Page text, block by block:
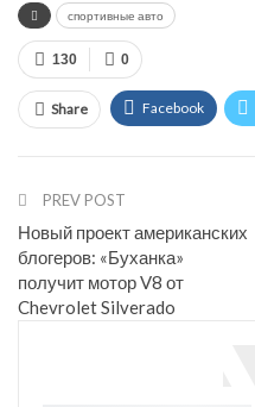
спортивные авто
0
130
Share Facebook
Email
PREV POST
Новый проект американских
блогеров: «Буханка»
получит мотор V8 от
Chevrolet Silverado